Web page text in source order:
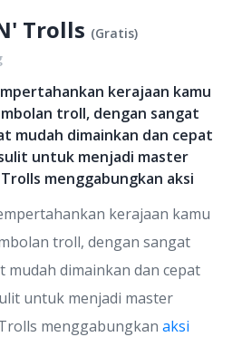
Trolls (Gratis)
kerajaan kamu
troll, dengan sangat
mudah dimainkan dan cepat
untuk menjadi master
menggabungkan aksi
kerajaan kamu
troll, dengan sangat
mudah dimainkan dan cepat
untuk menjadi master
menggabungkan aksi